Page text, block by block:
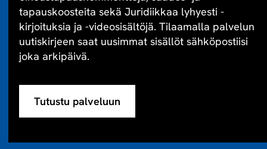
tapauskoosteita sekä Juridiikkaa lyhyesti -
kirjoituksia ja -videosisältöjä. Tilaamalla palvelun
uutiskirjeen saat uusimmat sisällöt sähköpostiisi
joka arkipäivä.
Tutustu palveluun